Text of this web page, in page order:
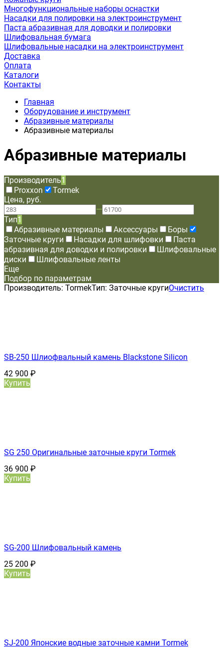
Многофункциональные наборы оснастки
Насадки для полировки на электроинструмент
Паста абразивная для доводки и полировки
Шлифовальная бумага
Шлифовальные насадки на электроинструмент
Доставка
Оплата
Каталоги
Контакты
Главная
Оборудование и инструмент
Абразивные материалы
Абразивные материалы
Абразивные материалы
Производитель1
Proxxon
Tormek
Цена, руб.
—
Тип1
Абразивные материалы
Аксессуары
Боры
Заточные круги
Насадки для шлифовки
Паста
абразивная для доводки и полировки
Шлифовальные
диски
Шлифовальные ленты
Еще
Подбор по параметрам
Производитель: TormekТип: Заточные кругиОчистить
SB-250 Шлиофвальный камень Blackstone Silicon
42 900 ₽
Купить
SG 250 Оригинальные заточные круги Tormek
36 900 ₽
Купить
SG-200 Шлифовальный камень
25 200 ₽
Купить
SJ-200 Японские водные заточные камни Tormek